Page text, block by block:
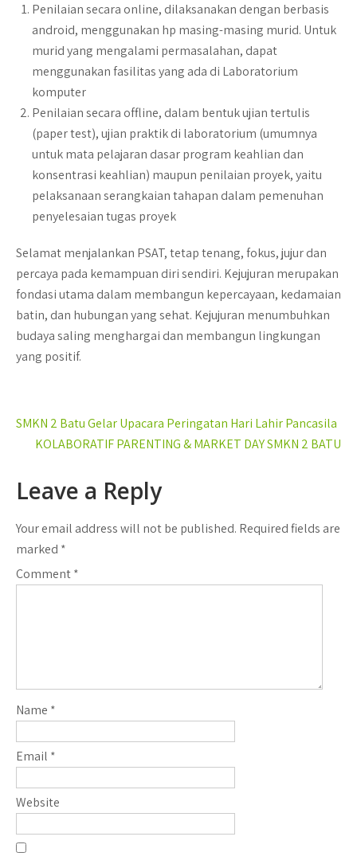
Penilaian secara online, dilaksanakan dengan berbasis
android, menggunakan hp masing-masing murid. Untuk
murid yang mengalami permasalahan, dapat
menggunakan fasilitas yang ada di Laboratorium
komputer
Penilaian secara offline, dalam bentuk ujian tertulis
(paper test), ujian praktik di laboratorium (umumnya
untuk mata pelajaran dasar program keahlian dan
konsentrasi keahlian) maupun penilaian proyek, yaitu
pelaksanaan serangkaian tahapan dalam pemenuhan
penyelesaian tugas proyek
Selamat menjalankan PSAT, tetap tenang, fokus, jujur dan
percaya pada kemampuan diri sendiri. Kejujuran merupakan
fondasi utama dalam membangun kepercayaan, kedamaian
batin, dan hubungan yang sehat. Kejujuran menumbuhkan
budaya saling menghargai dan membangun lingkungan
yang positif.
Post
navigation
SMKN 2 Batu Gelar Upacara Peringatan Hari Lahir Pancasila
KOLABORATIF PARENTING & MARKET DAY SMKN 2 BATU
Leave a Reply
Your email address will not be published. Required fields are
marked *
Comment*
Name *
Email *
Website